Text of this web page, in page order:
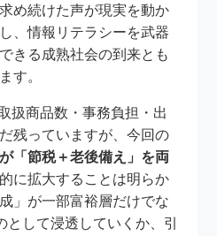
め続けた声が現実を動か
、情報リテラシーを武器
きる成熟社会の到来とも
す。
扱商品数・事務負担・出
残っていますが、今回の
「節税＋老後備え」を両
に拡大することは明らか
」が一部富裕層だけでな
として浸透していくか、引